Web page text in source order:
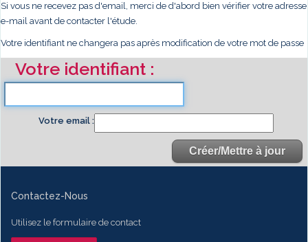
Si vous ne recevez pas d'email, merci de d'abord bien vérifier votre adresse
e-mail avant de contacter l'étude.
Votre identifiant ne changera pas après modification de votre mot de passe
Votre identifiant
Votre email
Contactez-Nous
Utilisez le formulaire de contact